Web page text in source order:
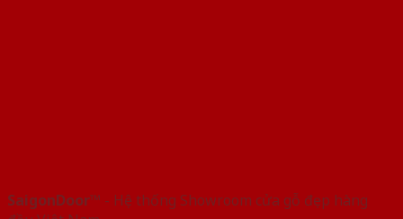
SaigonDoor™ - Hệ thống Showroom cửa gỗ đẹp hàng